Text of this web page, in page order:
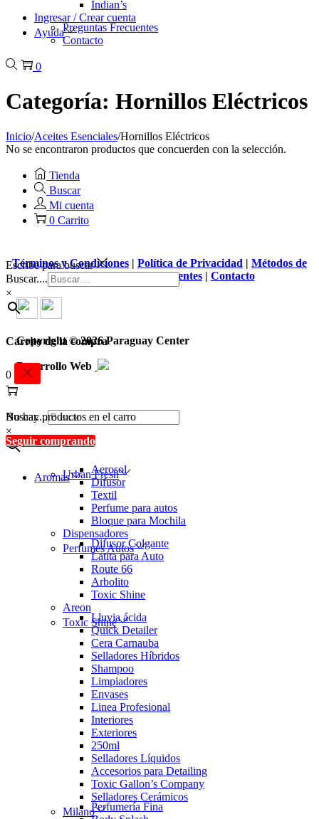
Indian’s
Ingresar / Crear cuenta
AyudaPreguntas Frecuentes
Contacto
0
Categoría: Hornillos Eléctricos
Inicio/Aceites Esenciales/Hornillos Eléctricos
No se encontraron productos que concuerden con la selección.
Tienda
Buscar
Mi cuenta
0 Carrito
Términos y Condiciones | Política de Privacidad | Métodos de
Pago|Preguntas Frecuentes| Contacto
Copyright © 2026Paraguay Center
Desarrollo Web
Buscar....
×
AromasUrban Fresh
Aerosol
Difusor
Textil
Perfume para autos
Bloque para Mochila
Dispensadores
Perfumes Autos
Difusor Colgante
Latita para Auto
Route 66
Arbolito
Toxic Shine
Areon
Toxic ShineLluvia ácida
Quick Detailer
Cera Carnauba
Selladores Híbridos
Shampoo
Limpiadores
Envases
Linea Profesional
Interiores
Exteriores
250ml
Selladores Líquidos
Accesorios para Detailing
Toxic Gallon’s Company
Selladores Cerámicos
MilanoPerfumería Fina
Escribe para buscar
Buscar....
×
Carrito de la compra
0
No hay productos en el carro
Seguir comprando